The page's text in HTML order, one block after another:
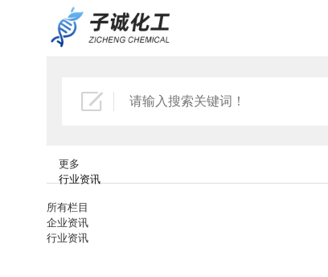
更多
行业资讯
所有栏目
企业资讯
行业资讯